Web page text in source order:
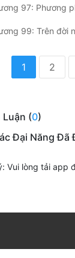
97: Phương
99: Trên đời
1 2
Luận (0)
Đại Năng Đã
Vui lòng tải app